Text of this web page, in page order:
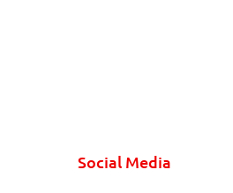
Social Media